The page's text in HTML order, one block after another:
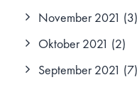
November 2021 (3)
Oktober 2021 (2)
September 2021 (7)